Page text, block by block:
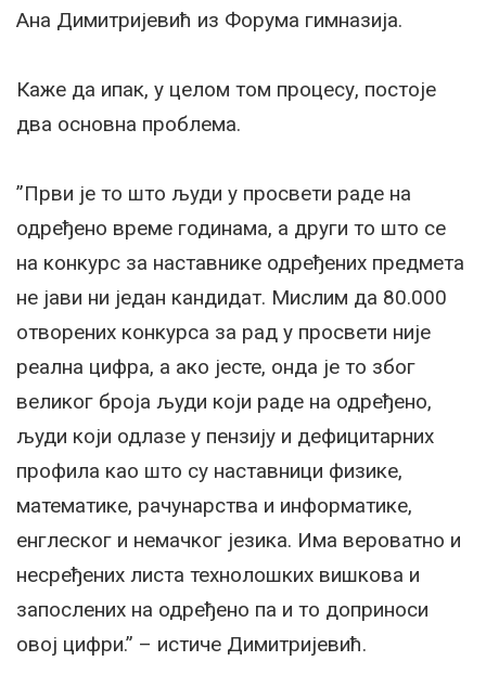
Ана Димитријевић из Форума гимназија.
Каже да ипак, у целом том процесу, постоје
два основна проблема.
”Први је то што људи у просвети раде на
одређено време годинама, а други то што се
на конкурс за наставнике одређених предмета
не јави ни један кандидат. Мислим да 80.000
отворених конкурса за рад у просвети није
реална цифра, а ако јесте, онда је то због
великог броја људи који раде на одређено,
људи који одлазе у пензију и дефицитарних
профила као што су наставници физике,
математике, рачунарства и информатике,
енглеског и немачког језика. Има вероватно и
несређених листа технолошких вишкова и
запослених на одређено па и то доприноси
овој цифри.” – истиче Димитријевић.